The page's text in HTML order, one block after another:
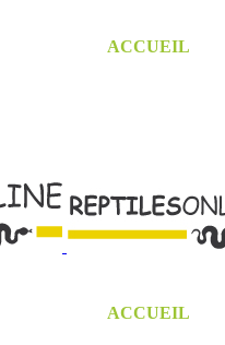
ACCUEIL
ACCUEIL